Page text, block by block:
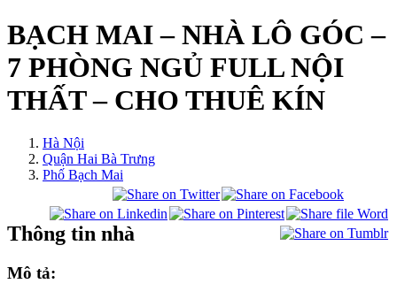
BẠCH MAI – NHÀ LÔ GÓC –
7 PHÒNG NGỦ FULL NỘI
THẤT – CHO THUÊ KÍN
Hà Nội
Quận Hai Bà Trưng
Phố Bạch Mai
Thông tin nhà
Mô tả: